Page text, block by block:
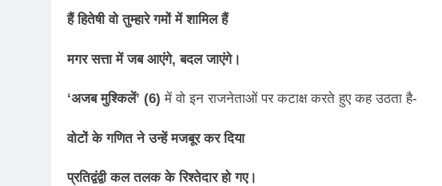
हैं हितेषी वो तुम्हारे गमों में शामिल हैं
मगर सत्ता में जब आएंगे, बदल जाएंगे।
‘अजब मुश्किलें’ (6) में वो इन राजनेताओं पर कटाक्ष करते हुए कह उठता है-
वोटों के गणित ने उन्हें मजबूर कर दिया
प्रतिद्वंद्वी कल तलक के रिश्तेदार हो गए।